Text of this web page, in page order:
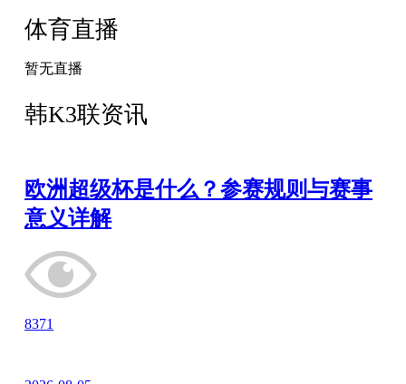
体育直播
暂无直播
韩K3联资讯
欧洲超级杯是什么？参赛规则与赛事
意义详解
8371